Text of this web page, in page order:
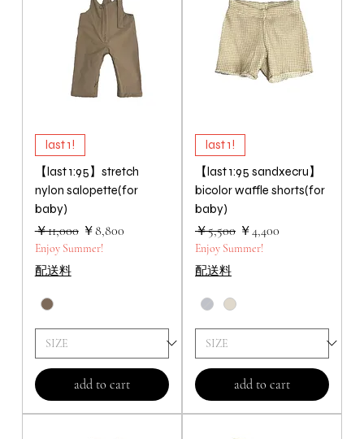
last 1!
【last 1:95】stretch
nylon salopette(for
baby)
通常価格
￥11,000 セール価格
￥8,800
Enjoy Summer!
配送料
add to cart
last 1!
【last 1:95 sandxecru】
bicolor waffle shorts(for
baby)
通常価格
￥5,500 セール価格
￥4,400
Enjoy Summer!
配送料
add to cart